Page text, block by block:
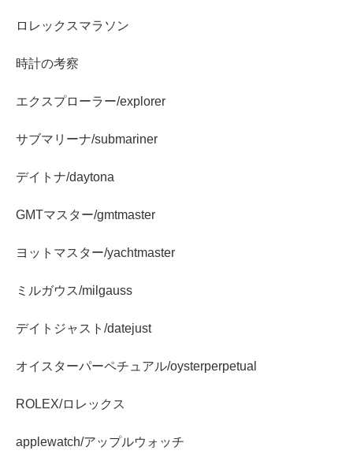
ロレックスマラソン
時計の考察
エクスプローラー/explorer
サブマリーナ/submariner
デイトナ/daytona
GMTマスター/gmtmaster
ヨットマスター/yachtmaster
ミルガウス/milgauss
デイトジャスト/datejust
オイスターパーペチュアル/oysterperpetual
ROLEX/ロレックス
applewatch/アップルウォッチ